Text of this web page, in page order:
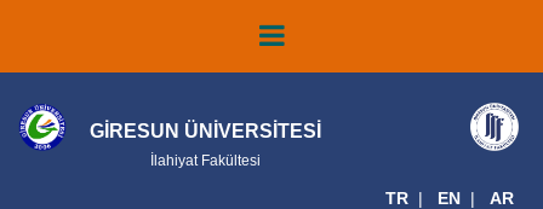
GİRESUN ÜNİVERSİTESİ
İlahiyat Fakültesi
TR EN AR